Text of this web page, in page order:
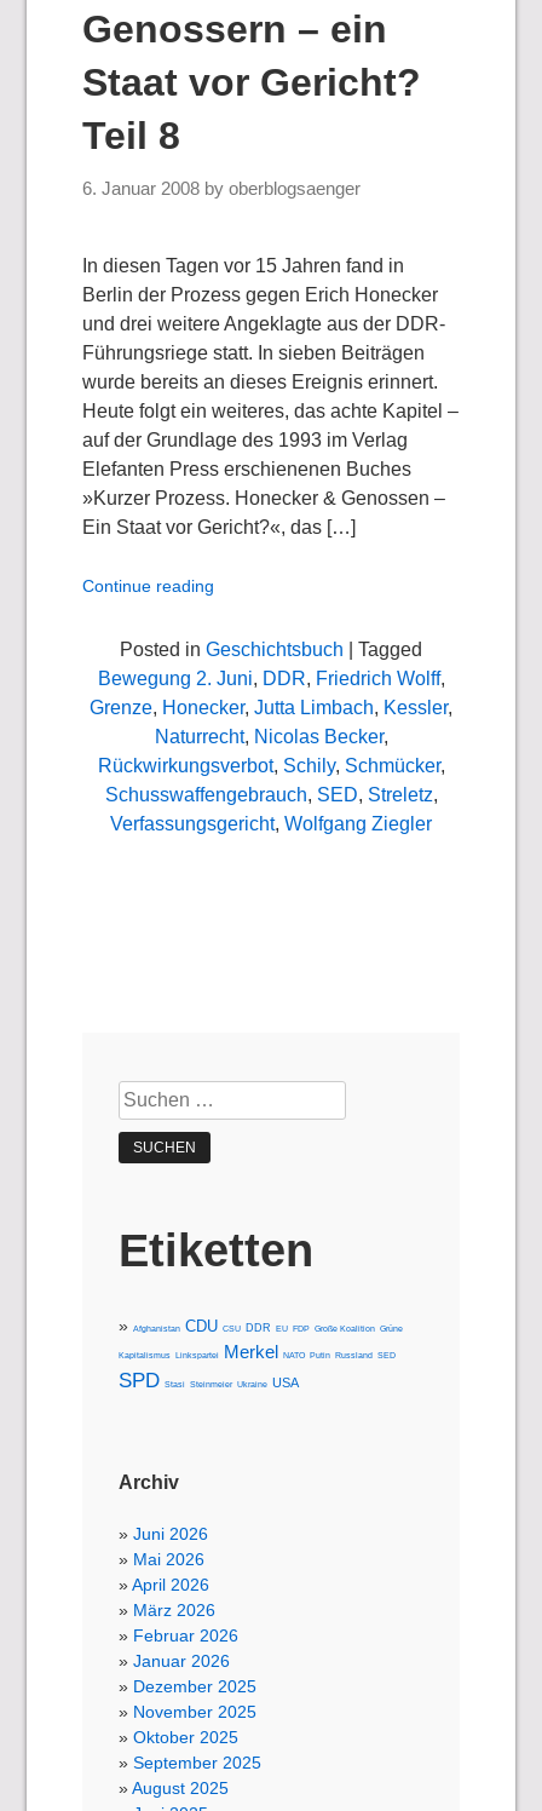
Genossern – ein
Staat vor Gericht?
Teil 8
6. Januar 2008 byoberblogsaenger
In diesen Tagen vor 15 Jahren fand in
Berlin der Prozess gegen Erich Honecker
und drei weitere Angeklagte aus der DDR-
Führungsriege statt. In sieben Beiträgen
wurde bereits an dieses Ereignis erinnert.
Heute folgt ein weiteres, das achte Kapitel –
auf der Grundlage des 1993 im Verlag
Elefanten Press erschienenen Buches
»Kurzer Prozess. Honecker & Genossen –
Ein Staat vor Gericht?«, das […]
Continue reading
Posted in Geschichtsbuch | Tagged
Bewegung 2. Juni, DDR, Friedrich Wolff,
Grenze, Honecker, Jutta Limbach, Kessler,
Naturrecht, Nicolas Becker,
Rückwirkungsverbot, Schily, Schmücker,
Schusswaffengebrauch, SED, Streletz,
Verfassungsgericht, Wolfgang Ziegler
Suchen
nach:
Etiketten
Afghanistan CDU CSU DDR EU FDP Große Koalition Grüne
Kapitalismus Linkspartei Merkel NATO Putin Russland SED
SPD Stasi Steinmeier Ukraine USA
Archiv
Juni 2026
Mai 2026
April 2026
März 2026
Februar 2026
Januar 2026
Dezember 2025
November 2025
Oktober 2025
September 2025
August 2025